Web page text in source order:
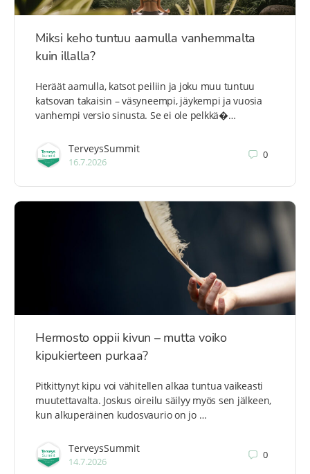
Miksi keho tuntuu aamulla vanhemmalta
kuin illalla?
Heräät aamulla, katsot peiliin ja joku muu tuntuu
katsovan takaisin – väsyneempi, jäykempi ja vuosia
vanhempi versio sinusta. Se ei ole pelkkä�…
TerveysSummit
16.7.2026
0
Hermosto oppii kivun – mutta voiko
kipukierteen purkaa?
Pitkittynyt kipu voi vähitellen alkaa tuntua vaikeasti
muutettavalta. Joskus oireilu säilyy myös sen jälkeen,
kun alkuperäinen kudosvaurio on jo …
TerveysSummit
14.7.2026
0